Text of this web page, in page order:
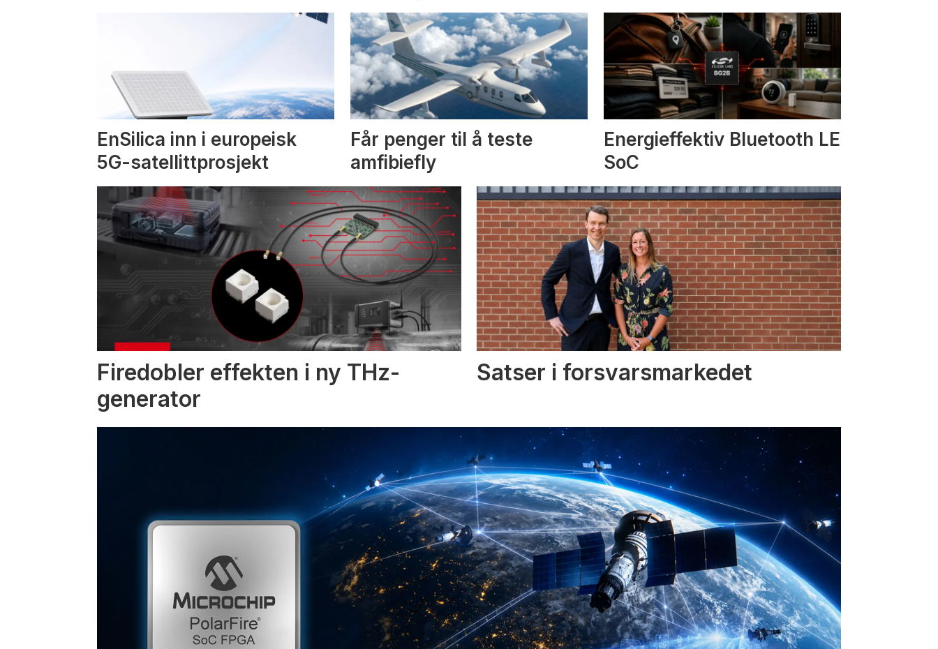
EnSilica inn i europeisk
5G-satellittprosjekt
Får penger til å teste
amfibiefly
Energieffektiv Bluetooth LE
SoC
Firedobler effekten i ny THz-
generator
Satser i forsvarsmarkedet